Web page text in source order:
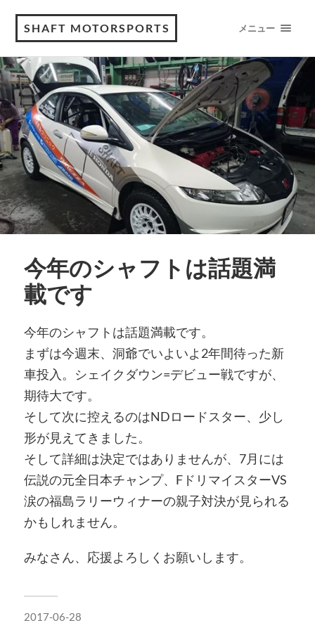
SHAFT MOTORSPORTS メニュー
今年のシャフトは話題満
載です
今年のシャフトは話題満載です。
まずは今週末、洞爺でいよいよ2年間待った新
車投入。シェイクダウン=デビュー戦ですが、
期待大です。
そして次に控えるのはNDロードスター、少し
形が見えてきました。
そして詳細は決定ではありませんが、7月には
伝説の元全日本チャンプ、FドリマイスターVS
涙の福島ラリーウィナーの親子対決が見られる
かもしれません。
みなさん、応援よろしくお願いします。
2017-06-28